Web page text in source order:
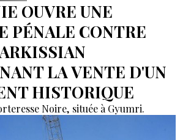
OUVRE UNE
PÉNALE CONTRE
LA VENTE D'UN
HISTORIQUE
Noire, située à Gyumri.